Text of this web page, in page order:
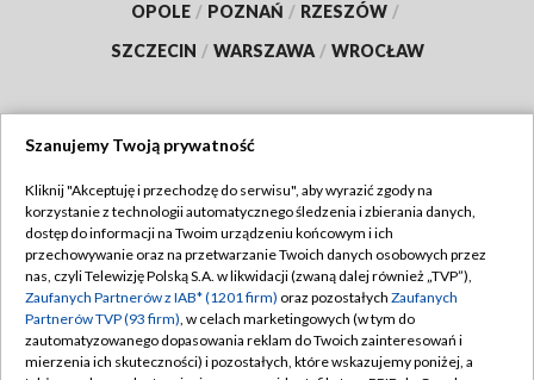
OPOLE / POZNAŃ / RZESZÓW /
SZCZECIN / WARSZAWA / WROCŁAW
TVP
Abonament TVP
Emisja w TVP
Centrum informacji TVP
Naziemna Telewizja Cyfrowa
Regulamin TVP
Polityka prywatności
Moje zgody
Szanujemy Twoją prywatność
Kliknij "Akceptuję i przechodzę do serwisu", aby wyrazić zgody na
korzystanie z technologii automatycznego śledzenia i zbierania danych,
dostęp do informacji na Twoim urządzeniu końcowym i ich
przechowywanie oraz na przetwarzanie Twoich danych osobowych przez
nas, czyli Telewizję Polską S.A. w likwidacji (zwaną dalej również „TVP”),
Zaufanych Partnerów z IAB* (1201 firm) oraz pozostałych Zaufanych
Partnerów TVP (93 firm), w celach marketingowych (w tym do
zautomatyzowanego dopasowania reklam do Twoich zainteresowań i
mierzenia ich skuteczności) i pozostałych, które wskazujemy poniżej, a